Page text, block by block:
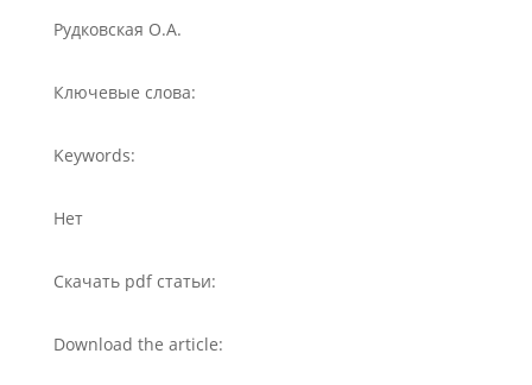
Рудковская О.А.
Ключевые слова:
Keywords:
Нет
Скачать pdf статьи:
Download the article: